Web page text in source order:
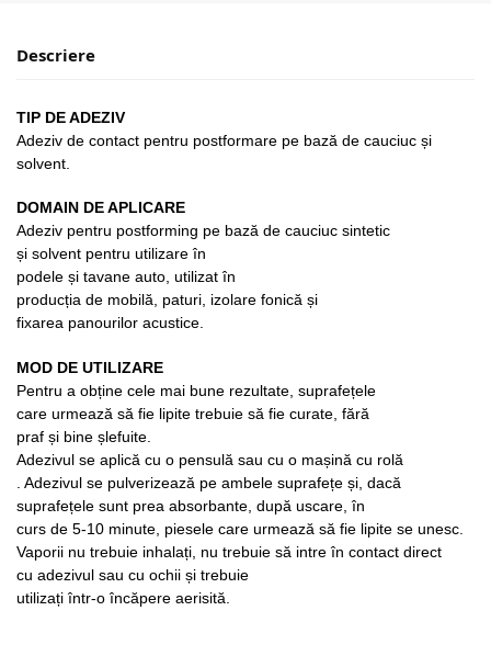
Descriere
TIP DE ADEZIV
Adeziv de contact pentru postformare pe bază de cauciuc și
solvent.
DOMAIN DE APLICARE
Adeziv pentru postforming pe bază de cauciuc sintetic
și solvent pentru utilizare în
podele și tavane auto, utilizat în
producția de mobilă, paturi, izolare fonică și
fixarea panourilor acustice.
MOD DE UTILIZARE
Pentru a obține cele mai bune rezultate, suprafețele
care urmează să fie lipite trebuie să fie curate, fără
praf și bine șlefuite.
Adezivul se aplică cu o pensulă sau cu o mașină cu rolă
. Adezivul se pulverizează pe ambele suprafețe și, dacă
suprafețele sunt prea absorbante, după uscare, în
curs de 5-10 minute, piesele care urmează să fie lipite se unesc.
Vaporii nu trebuie inhalați, nu trebuie să intre în contact direct
cu adezivul sau cu ochii și trebuie
utilizați într-o încăpere aerisită.